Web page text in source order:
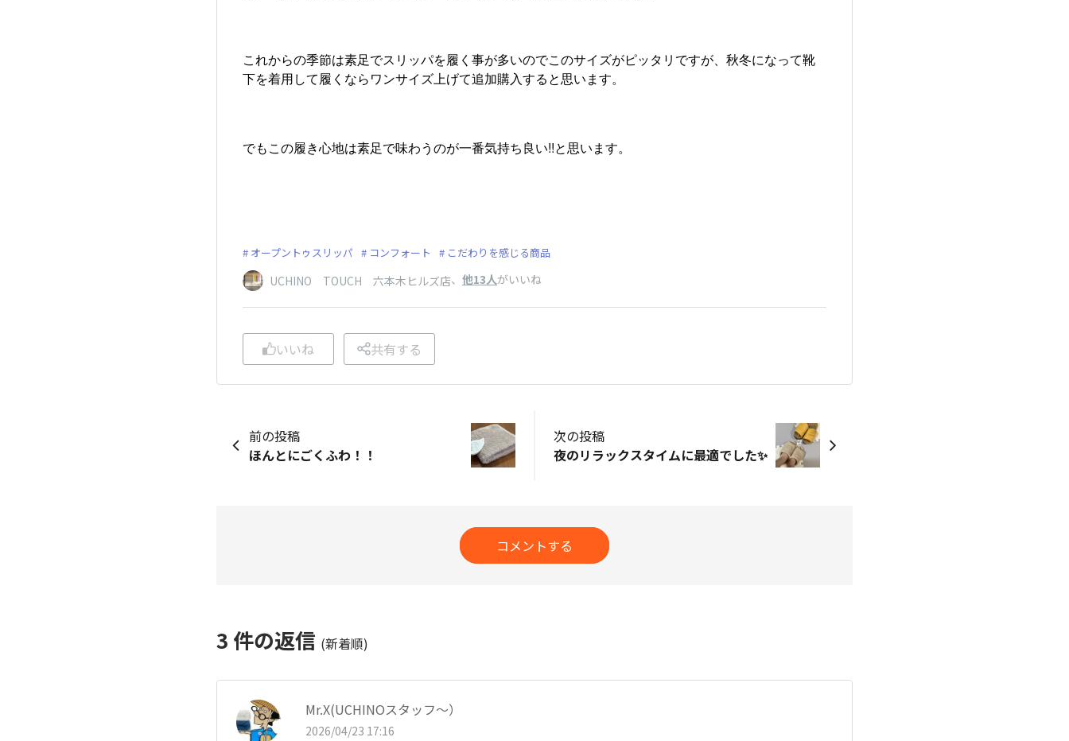
これからの季節は素足でスリッパを履く事が多いのでこのサイズがピッタリですが、秋冬になって靴
下を着用して履くならワンサイズ上げて追加購入すると思います。
でもこの履き心地は素足で味わうのが一番気持ち良い!!と思います。
オープントゥスリッパ コンフォート こだわりを感じる商品
UCHINO TOUCH 六本木ヒルズ店、 他13人がいいね
いいね 共有する
前の投稿
ほんとにごくふわ！！
次の投稿
夜のリラックスタイムに最適でした✨
コメントする
3 件の返信 (新着順)
Mr.X(UCHINOスタッフ～）
2026/04/23 17:16